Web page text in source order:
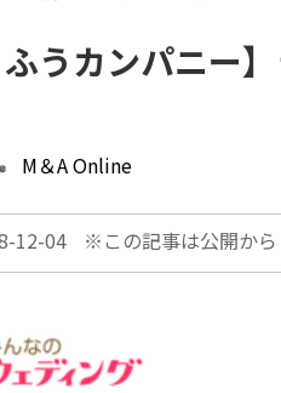
ふうカンパニー
M＆A Online
12-04 ※この記事は公開から